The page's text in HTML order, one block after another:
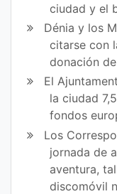
ciudad y el
Dénia y los
citarse con
donación
El
la ciudad
fondos
Los
jornada de
aventura,
discomóvil